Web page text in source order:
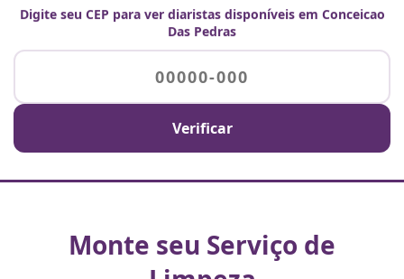
Digite seu CEP para ver diaristas disponíveis em Conceicao
Das Pedras
Verificar
Monte seu Serviço de